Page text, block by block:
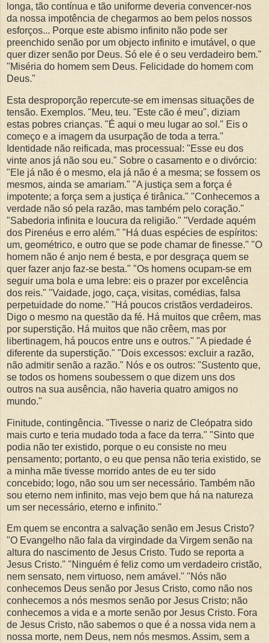
longa, tão contínua e tão uniforme deveria convencer-nos
da nossa impotência de chegarmos ao bem pelos nossos
esforços... Porque este abismo infinito não pode ser
preenchido senão por um objecto infinito e imutável, o que
quer dizer senão por Deus. Só ele é o seu verdadeiro bem."
"Miséria do homem sem Deus. Felicidade do homem com
Deus."
Esta desproporção repercute-se em imensas situações de
tensão. Exemplos. "Meu, teu. "Este cão é meu", diziam
estas pobres crianças. "É aqui o meu lugar ao sol." Eis o
começo e a imagem da usurpação de toda a terra."
Identidade não reificada, mas processual: "Esse eu dos
vinte anos já não sou eu." Sobre o casamento e o divórcio:
"Ele já não é o mesmo, ela já não é a mesma; se fossem os
mesmos, ainda se amariam." "A justiça sem a força é
impotente; a força sem a justiça é tirânica." "Conhecemos a
verdade não só pela razão, mas também pelo coração."
"Sabedoria infinita e loucura da religião." "Verdade aquém
dos Pirenéus e erro além." "Há duas espécies de espíritos:
um, geométrico, e outro que se pode chamar de finesse." "O
homem não é anjo nem é besta, e por desgraça quem se
quer fazer anjo faz-se besta." "Os homens ocupam-se em
seguir uma bola e uma lebre: eis o prazer por excelência
dos reis." "Vaidade, jogo, caça, visitas, comédias, falsa
perpetuidade do nome." "Há poucos cristãos verdadeiros.
Digo o mesmo na questão da fé. Há muitos que crêem, mas
por superstição. Há muitos que não crêem, mas por
libertinagem, há poucos entre uns e outros." "A piedade é
diferente da superstição." "Dois excessos: excluir a razão,
não admitir senão a razão." Nós e os outros: "Sustento que,
se todos os homens soubessem o que dizem uns dos
outros na sua ausência, não haveria quatro amigos no
mundo."
Finitude, contingência. "Tivesse o nariz de Cleópatra sido
mais curto e teria mudado toda a face da terra." "Sinto que
podia não ter existido, porque o eu consiste no meu
pensamento; portanto, o eu que pensa não teria existido, se
a minha mãe tivesse morrido antes de eu ter sido
concebido; logo, não sou um ser necessário. Também não
sou eterno nem infinito, mas vejo bem que há na natureza
um ser necessário, eterno e infinito."
Em quem se encontra a salvação senão em Jesus Cristo?
"O Evangelho não fala da virgindade da Virgem senão na
altura do nascimento de Jesus Cristo. Tudo se reporta a
Jesus Cristo." "Ninguém é feliz como um verdadeiro cristão,
nem sensato, nem virtuoso, nem amável." "Nós não
conhecemos Deus senão por Jesus Cristo, como não nos
conhecemos a nós mesmos senão por Jesus Cristo; não
conhecemos a vida e a morte senão por Jesus Cristo. Fora
de Jesus Cristo, não sabemos o que é a nossa vida nem a
nossa morte, nem Deus, nem nós mesmos. Assim, sem a